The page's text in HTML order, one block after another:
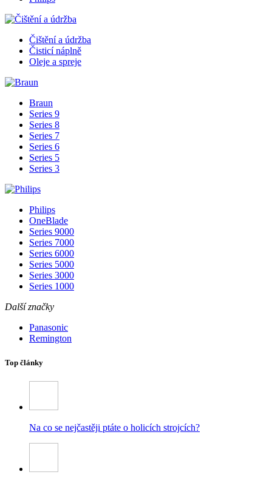
Čištění a údržba
Čisticí náplně
Oleje a spreje
Braun
Series 9
Series 8
Series 7
Series 6
Series 5
Series 3
Philips
OneBlade
Series 9000
Series 7000
Series 6000
Series 5000
Series 3000
Series 1000
Další značky
Panasonic
Remington
Top články
Na co se nejčastěji ptáte o holicích strojcích?